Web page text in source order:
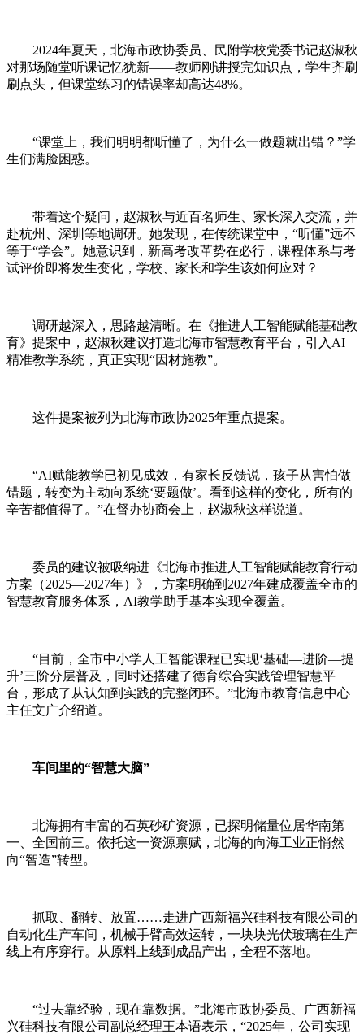
2024年夏天， 北海市政协委员、民附学校党委书记赵淑秋
对那场随堂听课记忆犹新——教师刚讲授完知识点，学生齐刷
刷点头，但课堂练习的错误率却高达48%。
“课堂上，我们明明都听懂了，为什么一做题就出错？”学
生们满脸困惑。
带着这个疑问，赵淑秋与近百名师生、家长深入交流，并
赴杭州、深圳等地调研。她发现，在传统课堂中，“听懂”远不
等于“学会”。她意识到，新高考改革势在必行，课程体系与考
试评价即将发生变化，学校、家长和学生该如何应对？
调研越深入，思路越清晰。在《推进人工智能赋能基础教
育》提案中，赵淑秋建议打造北海市智慧教育平台，引入AI
精准教学系统，真正实现“因材施教”。
这件提案被列为北海市政协2025年重点提案。
“AI赋能教学已初见成效，有家长反馈说，孩子从害怕做
错题，转变为主动向系统‘要题做’。看到这样的变化，所有的
辛苦都值得了。”在督办协商会上，赵淑秋这样说道。
委员的建议被吸纳进《北海市推进人工智能赋能教育行动
方案（2025—2027年）》，方案明确到2027年建成覆盖全市的
智慧教育服务体系，AI教学助手基本实现全覆盖。
“目前，全市中小学人工智能课程已实现‘基础—进阶—提
升’三阶分层普及，同时还搭建了德育综合实践管理智慧平
台，形成了从认知到实践的完整闭环。”北海市教育信息中心
主任文广介绍道。
车间里的“智慧大脑”
北海拥有丰富的石英砂矿资源，已探明储量位居华南第
一、全国前三。依托这一资源禀赋，北海的向海工业正悄然
向“智造”转型。
抓取、翻转、放置……走进广西新福兴硅科技有限公司的
自动化生产车间，机械手臂高效运转，一块块光伏玻璃在生产
线上有序穿行。从原料上线到成品产出，全程不落地。
“过去靠经验，现在靠数据。”北海市政协委员、广西新福
兴硅科技有限公司副总经理王本语表示，“2025年，公司实现